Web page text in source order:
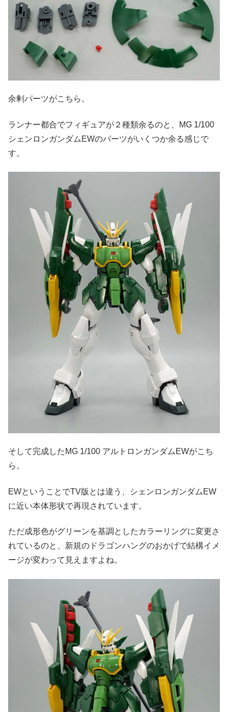
余剰パーツがこちら。
ランナー都合でフィギュアが２種類余るのと、MG 1/100
シェンロンガンダムEWのパーツがいくつか余る感じで
す。
そして完成したMG 1/100 アルトロンガンダムEWがこち
ら。
EWということでTV版とは違う、シェンロンガンダムEW
に近い本体形状で再現されています。
ただ成形色がグリーンを基調としたカラーリングに変更さ
れているのと、新規のドラゴンハングのおかげで結構イメ
ージが変わって見えますよね。